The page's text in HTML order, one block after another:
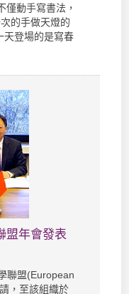
僅動手寫書法，
的手做天燈的
天登場的是寫春
盟年會發表
聯盟(European
，至該組織於